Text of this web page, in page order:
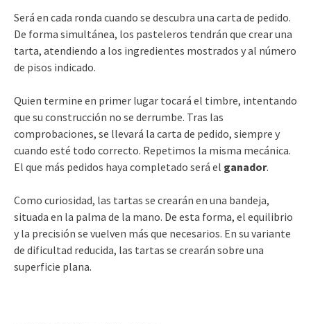
Será en cada ronda cuando se descubra una carta de pedido.
De forma simultánea, los pasteleros tendrán que crear una
tarta, atendiendo a los ingredientes mostrados y al número
de pisos indicado.
Quien termine en primer lugar tocará el timbre, intentando
que su construcción no se derrumbe. Tras las
comprobaciones, se llevará la carta de pedido, siempre y
cuando esté todo correcto. Repetimos la misma mecánica.
El que más pedidos haya completado será el ganador.
Como curiosidad, las tartas se crearán en una bandeja,
situada en la palma de la mano. De esta forma, el equilibrio
y la precisión se vuelven más que necesarios. En su variante
de dificultad reducida, las tartas se crearán sobre una
superficie plana.